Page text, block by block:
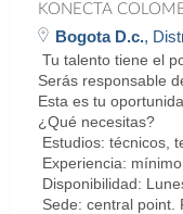
KONECTA
Bogota D.c.,
Tu talento tiene el
Serás responsable
Esta es tu
¿Qué necesitas?
Estudios: técnicos,
Experiencia:
Disponibilidad:
Sede: central point.